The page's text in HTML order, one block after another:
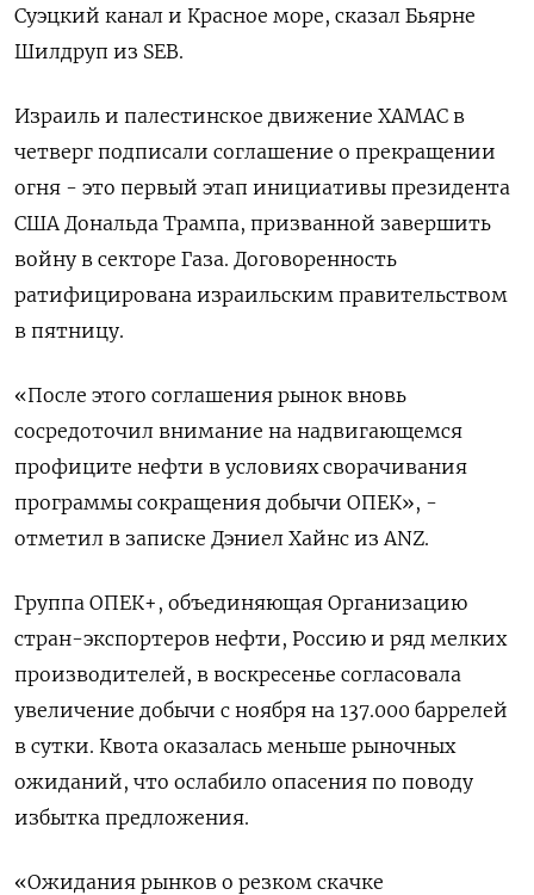
Суэцкий канал и Красное море, сказал Бьярне
Шилдруп из SEB.
Израиль и палестинское движение ХАМАС в
четверг подписали соглашение о прекращении
огня - это первый этап инициативы президента
США Дональда Трампа, призванной завершить
войну в секторе Газа. Договоренность
ратифицирована израильским правительством
в пятницу.
«После этого соглашения рынок вновь
сосредоточил внимание на надвигающемся
профиците нефти в условиях сворачивания
программы сокращения добычи ОПЕК», -
отметил в записке Дэниел Хайнс из ANZ.
Группа ОПЕК+, объединяющая Организацию
стран-экспортеров нефти, Россию и ряд мелких
производителей, в воскресенье согласовала
увеличение добычи с ноября на 137.000 баррелей
в сутки. Квота оказалась меньше рыночных
ожиданий, что ослабило опасения по поводу
избытка предложения.
«Ожидания рынков о резком скачке